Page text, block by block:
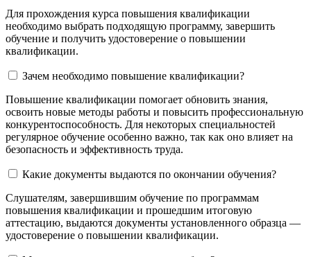
Для прохождения курса повышения квалификации
необходимо выбрать подходящую программу, завершить
обучение и получить удостоверение о повышении
квалификации.
Зачем необходимо повышение квалификации?
Повышение квалификации помогает обновить знания,
освоить новые методы работы и повысить профессиональную
конкурентоспособность. Для некоторых специальностей
регулярное обучение особенно важно, так как оно влияет на
безопасность и эффективность труда.
Какие документы выдаются по окончании обучения?
Слушателям, завершившим обучение по программам
повышения квалификации и прошедшим итоговую
аттестацию, выдаются документы установленного образца —
удостоверение о повышении квалификации.